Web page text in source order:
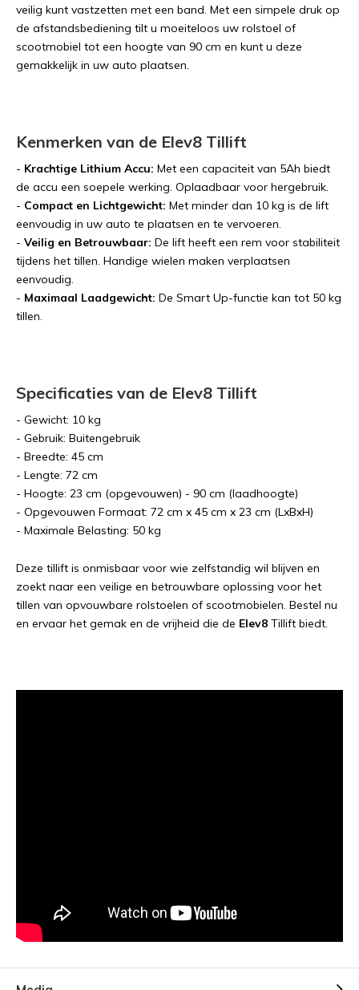
veilig kunt vastzetten met een band. Met een simpele druk op
de afstandsbediening tilt u moeiteloos uw rolstoel of
scootmobiel tot een hoogte van 90 cm en kunt u deze
gemakkelijk in uw auto plaatsen.
Kenmerken van de Elev8 Tillift
- Krachtige Lithium Accu: Met een capaciteit van 5Ah biedt
de accu een soepele werking. Oplaadbaar voor hergebruik.
- Compact en Lichtgewicht: Met minder dan 10 kg is de lift
eenvoudig in uw auto te plaatsen en te vervoeren.
- Veilig en Betrouwbaar: De lift heeft een rem voor stabiliteit
tijdens het tillen. Handige wielen maken verplaatsen
eenvoudig.
- Maximaal Laadgewicht: De Smart Up-functie kan tot 50 kg
tillen.
Specificaties van de Elev8 Tillift
- Gewicht: 10 kg
- Gebruik: Buitengebruik
- Breedte: 45 cm
- Lengte: 72 cm
- Hoogte: 23 cm (opgevouwen) - 90 cm (laadhoogte)
- Opgevouwen Formaat: 72 cm x 45 cm x 23 cm (LxBxH)
- Maximale Belasting: 50 kg
Deze tillift is onmisbaar voor wie zelfstandig wil blijven en
zoekt naar een veilige en betrouwbare oplossing voor het
tillen van opvouwbare rolstoelen of scootmobielen. Bestel nu
en ervaar het gemak en de vrijheid die de Elev8 Tillift biedt.